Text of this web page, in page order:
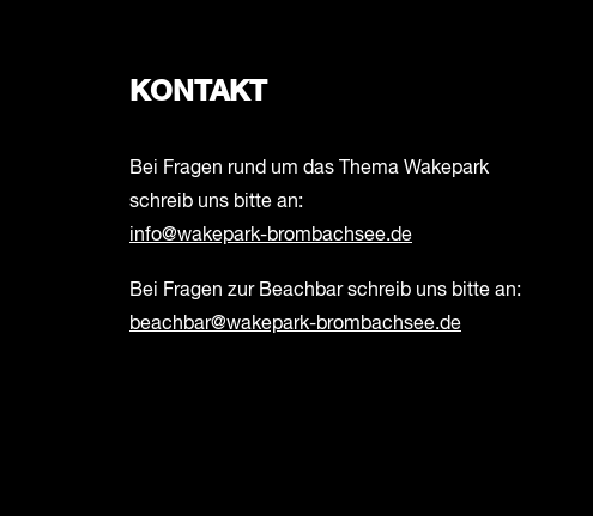
KONTAKT
Bei Fragen rund um das Thema Wakepark
schreib uns bitte an:
info@wakepark-brombachsee.de
Bei Fragen zur Beachbar schreib uns bitte an:
beachbar@wakepark-brombachsee.de